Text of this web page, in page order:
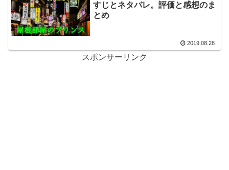
すじとネタバレ。評価と感想のま
とめ
2019.08.28
スポンサーリンク